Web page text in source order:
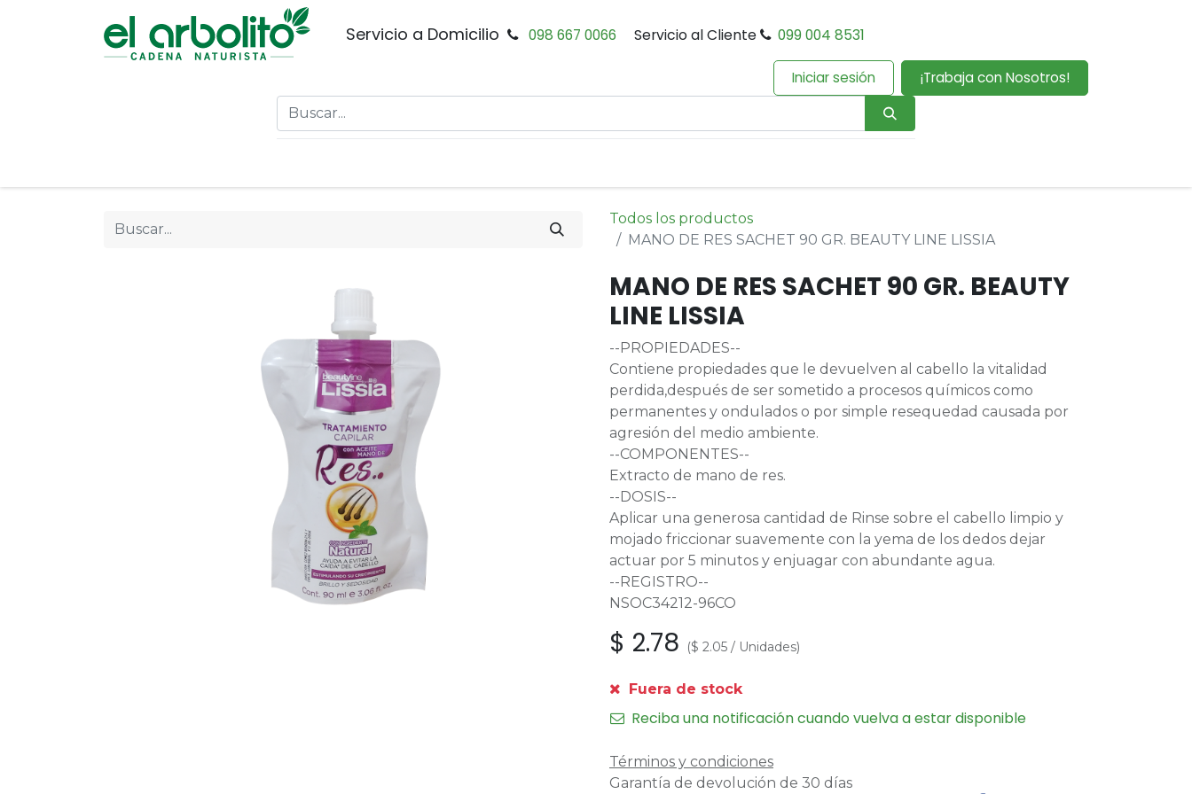
Servicio a Domicilio 098 667 0066 Servicio al Cliente 099 004 8531
Iniciar sesión ¡Trabaja con Nosotros!
Todos los productos
MANO DE RES SACHET 90 GR. BEAUTY LINE LISSIA
MANO DE RES SACHET 90 GR. BEAUTY
LINE LISSIA
--PROPIEDADES--
Contiene propiedades que le devuelven al cabello la vitalidad
perdida,después de ser sometido a procesos químicos como
permanentes y ondulados o por simple resequedad causada por
agresión del medio ambiente.
--COMPONENTES--
Extracto de mano de res.
--DOSIS--
Aplicar una generosa cantidad de Rinse sobre el cabello limpio y
mojado friccionar suavemente con la yema de los dedos dejar
actuar por 5 minutos y enjuagar con abundante agua.
--REGISTRO--
NSOC34212-96CO
$ 2.78 ($ 2.05 / Unidades)
Fuera de stock
Reciba una notificación cuando vuelva a estar disponible
Términos y condiciones
Garantía de devolución de 30 días